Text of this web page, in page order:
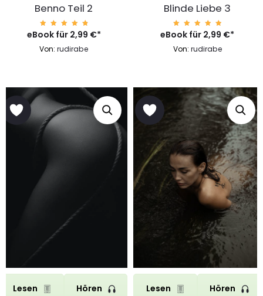
Benno Teil 2
Bewerte
t mit
von 5
eBook für 2,99 €*
Von:rudirabe
Blinde Liebe 3
Bewerte
t mit
von 5
eBook für 2,99 €*
Von: rudirabe
Lesen Hören Lesen Hören